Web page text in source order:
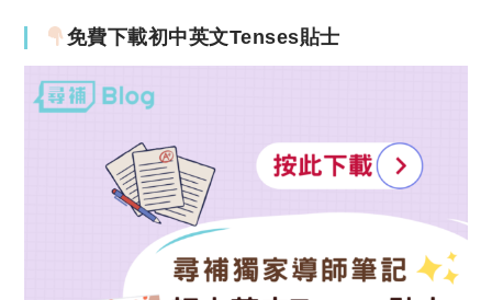
免費下載初中英文Tenses貼士